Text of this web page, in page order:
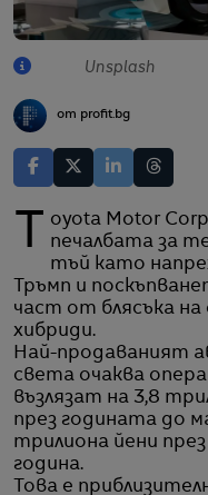
Unsplash
от profit.bg
Toyota Motor Corp. прогнозира 21% спад на
печалбата за
тъй като
Тръмп и
част от блясъка
хибриди.
Най-продаваният
света очаква
възлязат на 3,8
през годината до
трилиона йени
година.
Това е